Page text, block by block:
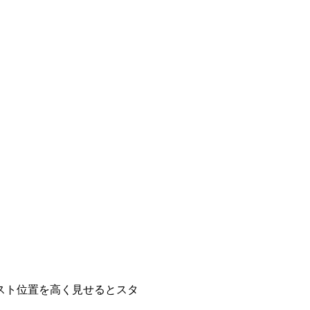
位置を高く見せるとスタ